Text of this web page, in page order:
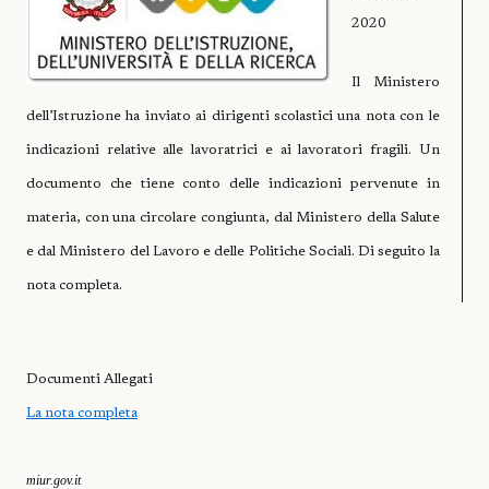
2020
Il Ministero
dell’Istruzione ha inviato ai dirigenti scolastici una nota con le
indicazioni relative alle lavoratrici e ai lavoratori fragili. Un
documento che tiene conto delle indicazioni pervenute in
materia, con una circolare congiunta, dal Ministero della Salute
e dal Ministero del Lavoro e delle Politiche Sociali. Di seguito la
nota completa.
Documenti Allegati
La nota completa
miur.gov.it